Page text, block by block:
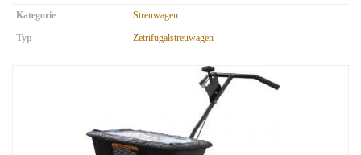
Kategorie
Streuwagen
Typ
Zetrifugalstreuwagen